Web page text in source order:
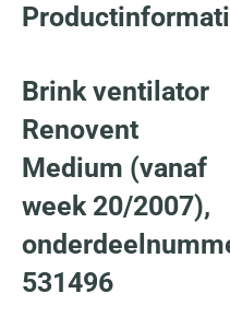
Brink ventilator
Renovent
Medium (vanaf
week 20/2007),
531496